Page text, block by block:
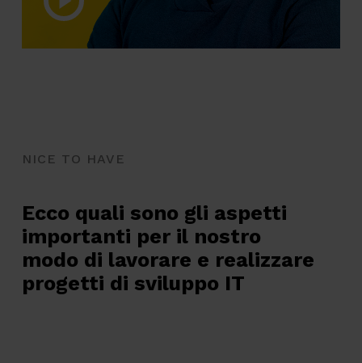
Video
NICE TO HAVE
Ecco quali sono gli aspetti
importanti per il nostro
modo di lavorare e realizzare
progetti di sviluppo IT